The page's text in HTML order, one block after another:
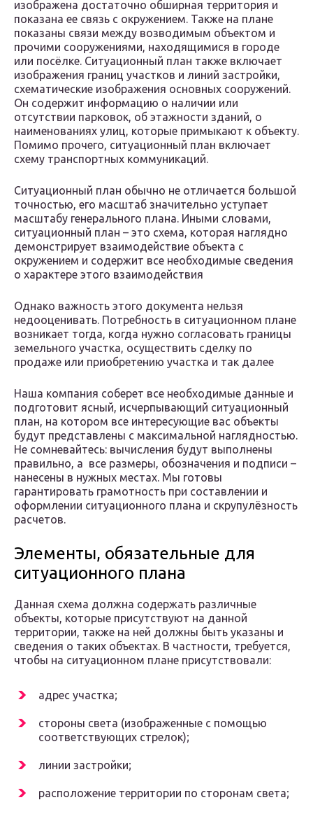
изображена достаточно обширная территория и
показана ее связь с окружением. Также на плане
показаны связи между возводимым объектом и
прочими сооружениями, находящимися в городе
или посёлке. Ситуационный план также включает
изображения границ участков и линий застройки,
схематические изображения основных сооружений.
Он содержит информацию о наличии или
отсутствии парковок, об этажности зданий, о
наименованиях улиц, которые примыкают к объекту.
Помимо прочего, ситуационный план включает
схему транспортных коммуникаций.
Ситуационный план обычно не отличается большой
точностью, его масштаб значительно уступает
масштабу генерального плана. Иными словами,
ситуационный план – это схема, которая наглядно
демонстрирует взаимодействие объекта с
окружением и содержит все необходимые сведения
о характере этого взаимодействия
Однако важность этого документа нельзя
недооценивать. Потребность в ситуационном плане
возникает тогда, когда нужно согласовать границы
земельного участка, осуществить сделку по
продаже или приобретению участка и так далее
Наша компания соберет все необходимые данные и
подготовит ясный, исчерпывающий ситуационный
план, на котором все интересующие вас объекты
будут представлены с максимальной наглядностью.
Не сомневайтесь: вычисления будут выполнены
правильно, а все размеры, обозначения и подписи –
нанесены в нужных местах. Мы готовы
гарантировать грамотность при составлении и
оформлении ситуационного плана и скрупулёзность
расчетов.
Элементы, обязательные для
ситуационного плана
Данная схема должна содержать различные
объекты, которые присутствуют на данной
территории, также на ней должны быть указаны и
сведения о таких объектах. В частности, требуется,
чтобы на ситуационном плане присутствовали:
адрес участка;
стороны света (изображенные с помощью
соответствующих стрелок);
линии застройки;
расположение территории по сторонам света;